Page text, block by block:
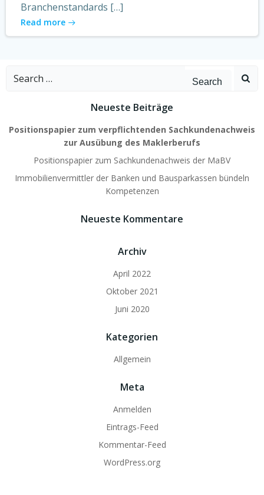
Branchenstandards […]
Read more
Search
Neueste Beiträge
Positionspapier zum verpflichtenden Sachkundenachweis
zur Ausübung des Maklerberufs
Positionspapier zum Sachkundenachweis der MaBV
Immobilienvermittler der Banken und Bausparkassen bündeln
Kompetenzen
Neueste Kommentare
Archiv
April 2022
Oktober 2021
Juni 2020
Kategorien
Allgemein
Meta
Anmelden
Eintrags-Feed
Kommentar-Feed
WordPress.org